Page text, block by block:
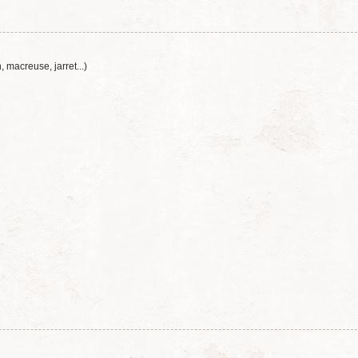
macreuse, jarret...)